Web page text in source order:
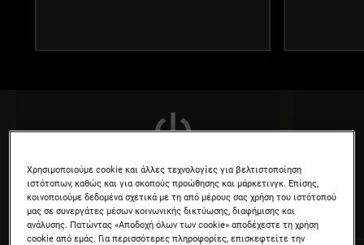
Χρησιμοποιούμε cookie και άλλες τεχνολογίες για βελτιστοποίηση
ιστότοπων, καθώς και για σκοπούς προώθησης και μάρκετινγκ. Επίσης,
κοινοποιούμε δεδομένα σχετικά με τη από μέρους σας χρήση του ιστότοπού
μας σε συνεργάτες μέσων κοινωνικής δικτύωσης, διαφήμισης και
ανάλυσης. Πατώντας «Αποδοχή όλων των cookie» αποδέχεστε τη χρήση
cookie από εμάς. Για περισσότερες πληροφορίες, επισκεφτείτε την